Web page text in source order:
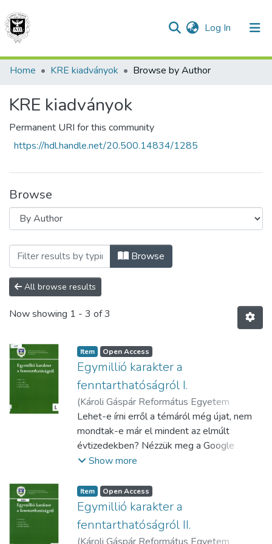
Log In (current)
Communities & Collections
All of DSpace
Home KRE kiadványok Browse by Author
KRE kiadványok
Permanent URI for this community
https://hdl.handle.net/20.500.14834/1285
Browse
Browsing KRE kiadványok by Author
Browse
All browse results
Now showing 1 - 3 of 3
Item Open Access
Egymillió karakter a
fenntarthatóságról I.
(Károli Gáspár Református Egyetem
Gazdaságtudományi, Egészségtudományi
és Szociális Kara,2023)Andó Éva;Csillik
Péter;Kovács Róbert; KRE -
Gazdaságtudományi, Egészségtudományi
Lehet-e írni erről a témáról még újat, nem
mondtak-e már el mindent az elmúlt
évtizedekben? Nézzük meg a Google
Scholar (Tudós Google) adatait. A
összesen 3,95 millió db szakirodalom ugrik
be. Ami meglepő, hogy míg az 50-es
években átlag 115 db, addig a 2010-es
években ennek több, mint ezerszerese
Show more
Item Open Access
Egymillió karakter a
fenntarthatóságról II.